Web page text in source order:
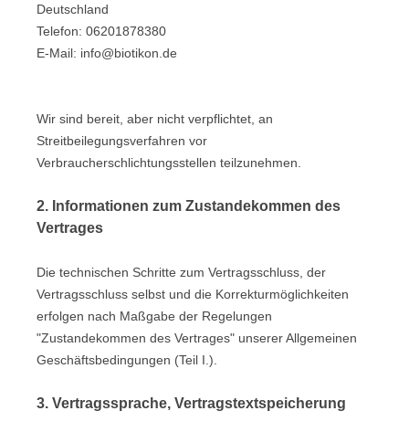
Deutschland
Telefon: 06201878380
E-Mail: info@biotikon.de
Wir sind bereit, aber nicht verpflichtet, an
Streitbeilegungsverfahren vor
Verbraucherschlichtungsstellen teilzunehmen.
2. Informationen zum Zustandekommen des
Vertrages
Die technischen Schritte zum Vertragsschluss, der
Vertragsschluss selbst und die Korrekturmöglichkeiten
erfolgen nach Maßgabe der Regelungen
"Zustandekommen des Vertrages" unserer Allgemeinen
Geschäftsbedingungen (Teil I.).
3. Vertragssprache, Vertragstextspeicherung